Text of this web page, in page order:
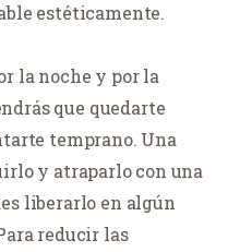
estéticamente.
la noche y por la
que quedarte
temprano. Una
y atraparlo con una
liberarlo en algún
reducir las